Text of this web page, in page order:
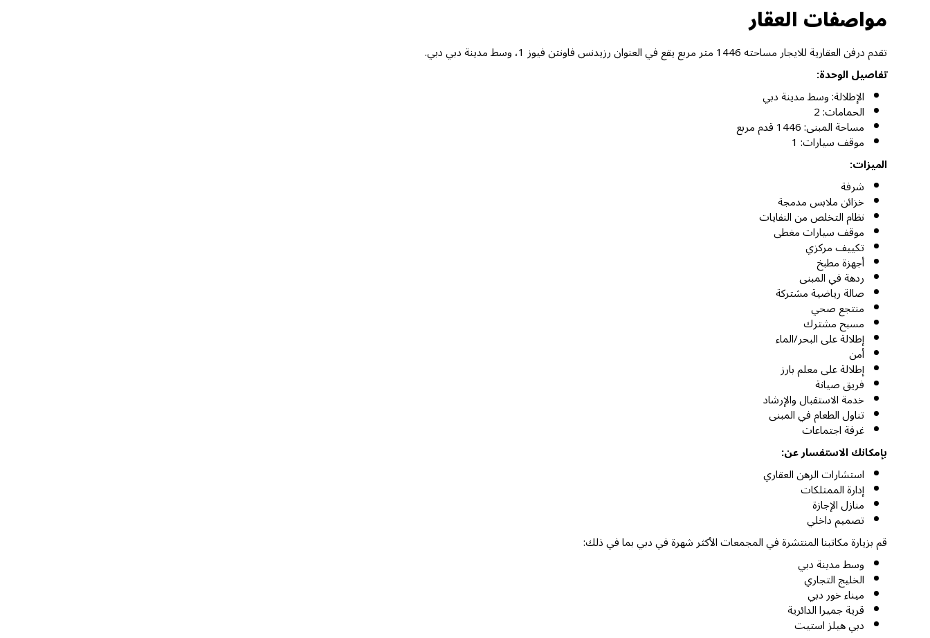
مواصفات العقار
تقدم درفن العقارية للايجار مساحته 1446 متر مربع يقع في العنوان رزيدنس فاونتن فيوز 1، وسط مدينة دبي دبي.
تفاصيل الوحدة:
الإطلالة: وسط مدينة دبي
الحمامات: 2
مساحة المبنى: 1446 قدم مربع
موقف سيارات: 1
الميزات:
شرفة
خزائن ملابس مدمجة
نظام التخلص من النفايات
موقف سيارات مغطى
تكييف مركزي
أجهزة مطبخ
ردهة في المبنى
صالة رياضية مشتركة
منتجع صحي
مسبح مشترك
إطلالة على البحر/الماء
أمن
إطلالة على معلم بارز
فريق صيانة
خدمة الاستقبال والإرشاد
تناول الطعام في المبنى
غرفة اجتماعات
بإمكانك الاستفسار عن:
استشارات الرهن العقاري
إدارة الممتلكات
منازل الإجازة
تصميم داخلي
قم بزيارة مكاتبنا المنتشرة في المجمعات الأكثر شهرة في دبي بما في ذلك:
وسط مدينة دبي
الخليج التجاري
ميناء خور دبي
قرية جميرا الدائرية
دبي هيلز استيت